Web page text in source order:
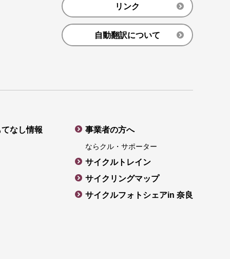
リンク
自動翻訳について
なし情報 事業者の方へ
ならクル・サポーター
サイクルトレイン
サイクリングマップ
サイクルフォトシェアin 奈良